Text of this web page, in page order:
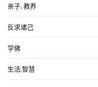
亲子. 教养
反求诸己
学佛
生活.智慧